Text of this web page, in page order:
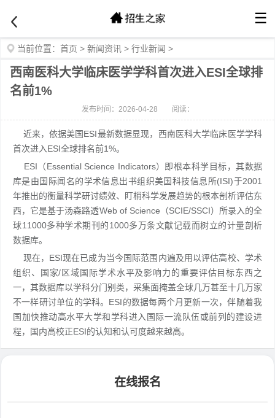
☰
当前位置： 首页 > 新闻资讯 > 行业新闻 >
西南医科大学临床医学学科首次进入ESI全球排
名前1%
发布时间：2026-04-28 阅读：
近来，依据美国ESI最新数据显现，西南医科大学临床医学学科
首次进入ESI全球排名前1%。
ESI（Essential Science Indicators）即根本科学目标，其数据
库是由国际闻名的学术信息出书组织美国科技信息所(ISI)于2001
年推出的衡量科学研讨绩效、盯梢科学发展趋势的根本剖析评估东
西，它是基于汤森路透Web of Science（SCIE/SSCI）所录入的全
球11000多种学术期刊的1000多万条文献记载而树立的计量剖析
数据库。
现在，ESI现在已成为当今国际范围内遍及用以评估高校、学术
组织、国家/区域国际学术水平及影响力的重要评估目标东西之
一，其数据库以学科分门别类，采集面掩盖全球几万甚至十几万家
不一样研讨单位的学科。ESI的数据每两个月更新一次，伴随着我
国加快推动高水平大学和学科进入国际一流队伍或前列的建设进
程，国内高校正ESI的认知和认可度越来越高。
在线报名